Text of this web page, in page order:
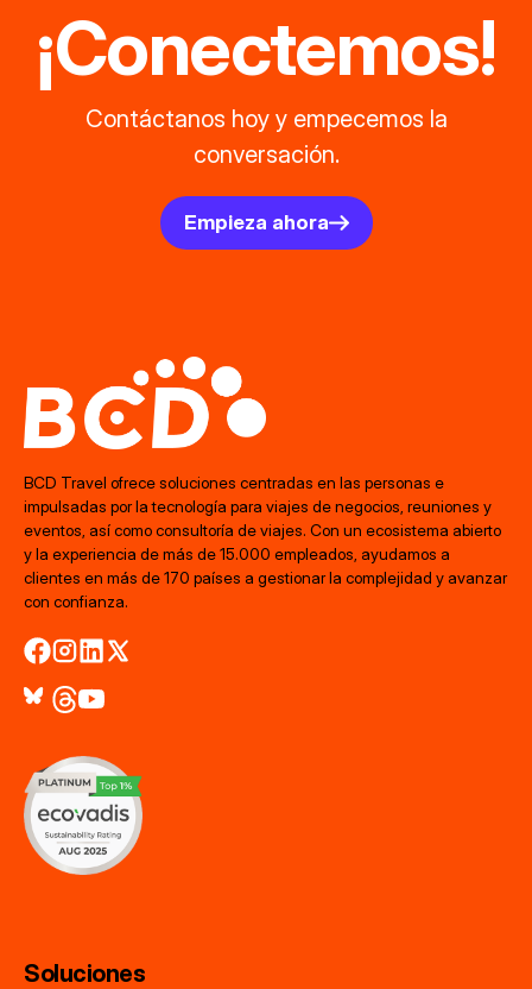
¡Conectemos!
Contáctanos hoy y empecemos la
conversación.
Empieza ahora
BCD Travel ofrece soluciones centradas en las personas e
impulsadas por la tecnología para viajes de negocios, reuniones y
eventos, así como consultoría de viajes. Con un ecosistema abierto
y la experiencia de más de 15.000 empleados, ayudamos a
clientes en más de 170 países a gestionar la complejidad y avanzar
con confianza.
Soluciones